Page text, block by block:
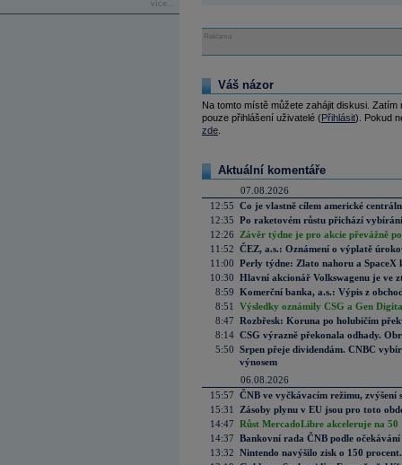
více...
Reklama
Váš názor
Na tomto místě můžete zahájit diskusi.
pouze přihlášení uživatelé (Přihlásit). Pokud
zde
Aktuální komentáře
07.08.2026
12:55 Co je vlastně cílem americké
12:35 Po raketovém růstu přichází
12:26
Závěr týdne je pro akcie převážně
11:52 ČEZ, a.s.: Oznámení o výplatě
11:00 Perly týdne: Zlato nahoru a SpaceX
10:30 Hlavní akcionář Volkswagenu je ve
8:59 Komerční banka, a.s.: Výpis z
8:51
Výsledky oznámily CSG a Gen
8:47 Rozbřesk: Koruna po holubičím
8:14 CSG výrazně překonala odhady.
5:50 Srpen přeje dividendám. CNBC
výnosem
06.08.2026
15:57 ČNB ve vyčkávacím režimu, zvýšení
15:31
Zásoby plynu v EU jsou pro toto
14:47 Růst MercadoLibre akceleruje na
14:37 Bankovní rada ČNB podle
13:32 Nintendo navýšilo zisk o 150